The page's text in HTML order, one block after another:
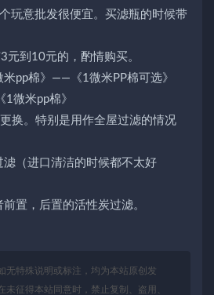
玩意批发很便宜。买滤瓶的时候带
元到10元的，酌情购买。
pp棉》——《1微米PP棉可选》
微米pp棉》
换。特别是用作全屋过滤的情况
滤（进口清洁的时候都不太好
置，后置的活性炭过滤。
无特殊说明或标注，均为本站原创发
未征得本站同意时，禁止复制、盗用、